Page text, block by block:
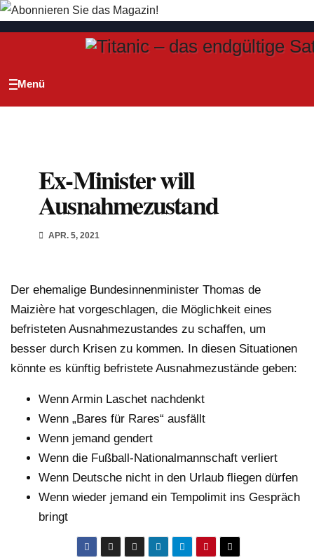
Zum
Ex-Minister will
Ausnahmezustand
APR. 5, 2021
Der ehemalige Bundesinnenminister Thomas de
Maizière hat vorgeschlagen, die Möglichkeit eines
befristeten Ausnahmezustandes zu schaffen, um
besser durch Krisen zu kommen. In diesen Situationen
könnte es künftig befristete Ausnahmezustände geben:
Wenn Armin Laschet nachdenkt
Wenn „Bares für Rares“ ausfällt
Wenn jemand gendert
Wenn die Fußball-Nationalmannschaft verliert
Wenn Deutsche nicht in den Urlaub fliegen dürfen
Wenn wieder jemand ein Tempolimit ins Gespräch
bringt